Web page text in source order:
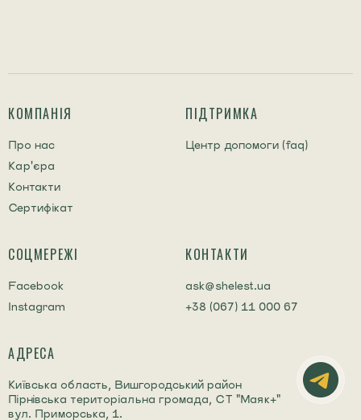
КОМПАНІЯ
Про нас
Кар'єра
Контакти
Сертифікат
ПІДТРИМКА
Центр допомоги (faq)
СОЦМЕРЕЖІ
Facebook
Instagram
КОНТАКТИ
ask@shelest.ua
+38 (067) 11 000 67
АДРЕСА
Київська область, Вишгородський район
Пірнівська територіальна громада, СТ "Маяк+"
вул. Приморська, 1.